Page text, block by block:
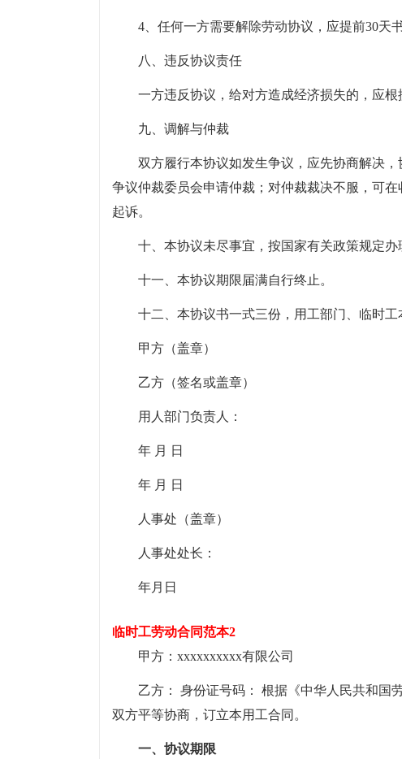
4、任何一方需要解除劳动协议，应提前30天
八、违反协议责任
一方违反协议，给对方造成经济损失的，应
九、调解与仲裁
双方履行本协议如发生争议，应先协商解决
争议仲裁委员会申请仲裁；对仲裁裁决不服，可
起诉。
十、本协议未尽事宜，按国家有关政策规定办
十一、本协议期限届满自行终止。
十二、本协议书一式三份，用工部门、临时工
甲方（盖章）
乙方（签名或盖章）
用人部门负责人：
年 月 日
年 月 日
人事处（盖章）
人事处处长：
年月日
临时工劳动合同范本2
甲方：xxxxxxxxxx有限公司
乙方： 身份证号码： 根据《中华人民共和国
双方平等协商，订立本用工合同。
一、协议期限